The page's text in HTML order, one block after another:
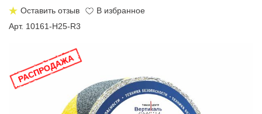
Оставить отзыв
Арт. 10161-H25-R3
РАСПРОДАЖА